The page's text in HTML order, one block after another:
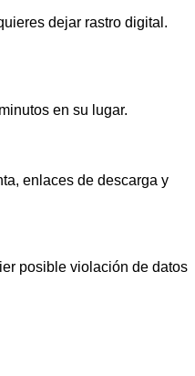
dejar rastro digital.
en su lugar.
enlaces de descarga y
posible violación de datos